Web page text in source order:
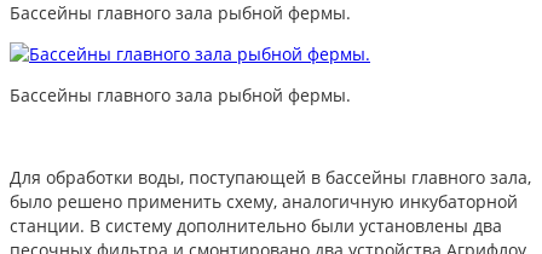
Бассейны главного зала рыбной фермы.
Бассейны главного зала рыбной фермы.
Для обработки воды, поступающей в бассейны главного зала,
было решено применить схему, аналогичную инкубаторной
станции. В систему дополнительно были установлены два